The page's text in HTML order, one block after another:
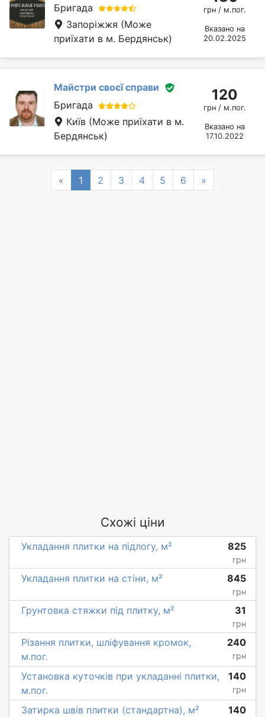
Бригада
Запоріжжя (Може
приїхати в м. Бердянськ)
грн / м.пог.
Вказано на
20.02.2025
Майстри своєї справи
Бригада
Київ (Може приїхати в м.
Бердянськ)
120
грн / м.пог.
Вказано на
17.10.2022
« Previous
1 2 3 4 5 6 »
Схожі ціни
Укладання плитки на підлогу, м² 825
грн
Укладання плитки на стіни, м² 845
грн
Грунтовка стяжки під плитку, м² 31
грн
Різання плитки, шліфування кромок,
м.пог.
240
грн
Установка куточків при укладанні плитки,
м.пог.
140
грн
Затирка швів плитки (стандартна), м² 140